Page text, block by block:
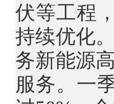
伏等工程
持续优化
务新能源
服务。一